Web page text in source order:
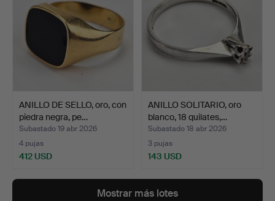
ANILLO DE SELLO, oro, con
piedra negra, pe…
Subastado 19 abr 2026
4 pujas
412 USD
ANILLO SOLITARIO, oro
blanco, 18 quilates,…
Subastado 18 abr 2026
3 pujas
143 USD
Mostrar más lotes